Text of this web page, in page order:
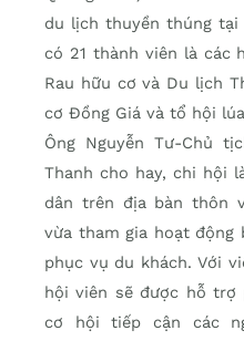
du lịch thuyền thúng
có 21 thành viên là các
Rau hữu cơ và Du lịch
cơ Đồng Giá và tổ hội
Ông Nguyễn Tư-Chủ
Thanh cho hay, chi hội
dân trên địa bàn thôn
vừa tham gia hoạt
phục vụ du khách. Với
hội viên sẽ được hỗ trợ
cơ hội tiếp cận các